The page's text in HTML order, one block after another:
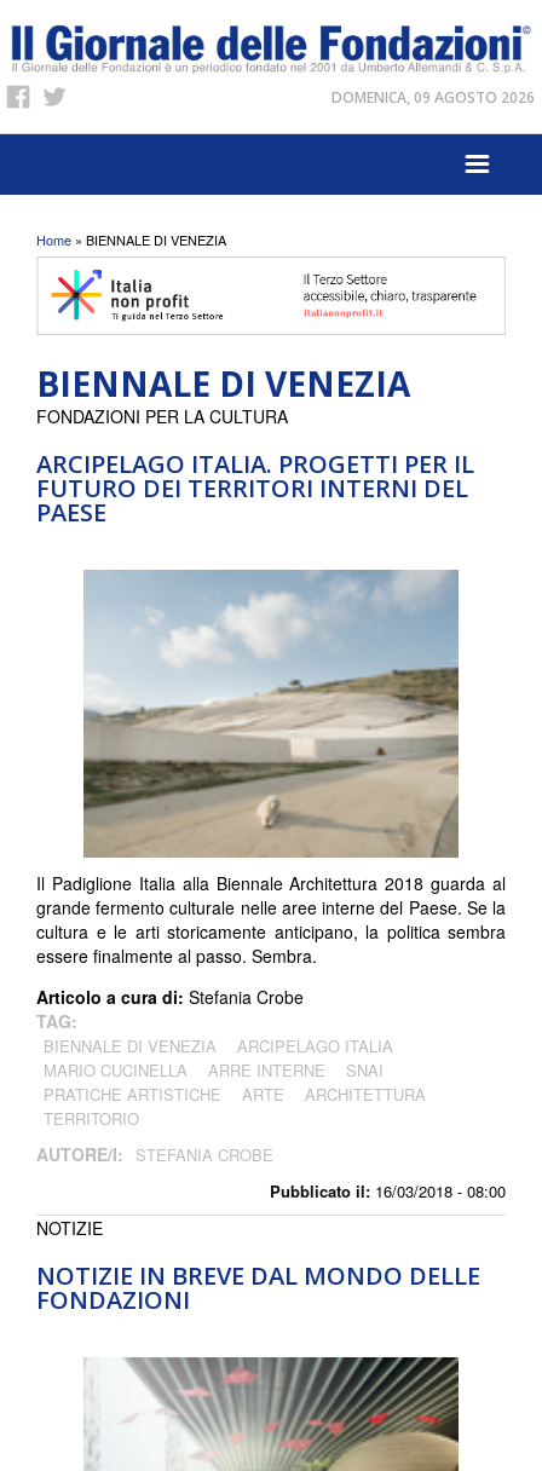
DOMENICA, 09 AGOSTO 2026
Tu sei qui
Home » BIENNALE DI VENEZIA
BIENNALE DI VENEZIA
ARCIPELAGO ITALIA. PROGETTI PER IL
FUTURO DEI TERRITORI INTERNI DEL
PAESE
Pubblicato il: 16/03/2018 - 08:00
FONDAZIONI PER LA CULTURA
Il Padiglione Italia alla Biennale Architettura 2018 guarda al
grande fermento culturale nelle aree interne del Paese. Se la
cultura e le arti storicamente anticipano, la politica sembra
essere finalmente al passo. Sembra.
Articolo a cura di: Stefania Crobe
TAG:
BIENNALE DI VENEZIA
ARCIPELAGO ITALIA
MARIO CUCINELLA
ARRE INTERNE
SNAI
PRATICHE ARTISTICHE
ARTE
ARCHITETTURA
TERRITORIO
AUTORE/I: STEFANIA CROBE
NOTIZIE IN BREVE DAL MONDO DELLE
FONDAZIONI
NOTIZIE